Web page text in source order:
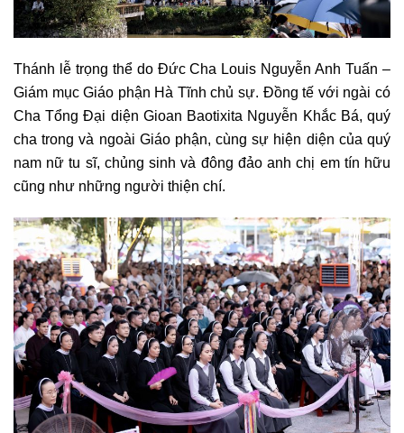
Thánh lễ trọng thể do Đức Cha Louis Nguyễn Anh Tuấn –
Giám mục Giáo phận Hà Tĩnh chủ sự. Đồng tế với ngài có
Cha Tổng Đại diện Gioan Baotixita Nguyễn Khắc Bá, quý
cha trong và ngoài Giáo phận, cùng sự hiện diện của quý
nam nữ tu sĩ, chủng sinh và đông đảo anh chị em tín hữu
cũng như những người thiện chí.